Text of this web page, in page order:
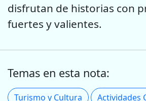
disfrutan de historias con
fuertes y valientes.
Temas en esta nota:
Turismo y Cultura Actividades